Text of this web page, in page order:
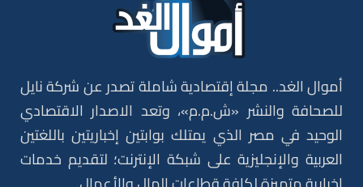
أموال الغد.. مجلة إقتصادية شاملة تصدر عن شركة نايل
للصحافة والنشر «ش.م.م»، وتعد الاصدار الاقتصادي
الوحيد في مصر الذي يمتلك بوابتين إخباريتين باللغتين
العربية والإنجليزية على شبكة الإنترنت؛ لتقديم خدمات